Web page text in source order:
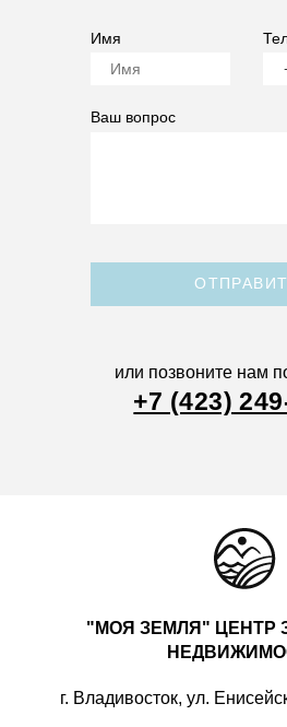
Имя
Ваш вопрос
или позвоните нам
+7 (423)
"МОЯ ЗЕМЛЯ" ЦЕНТР
г. Владивосток, ул.